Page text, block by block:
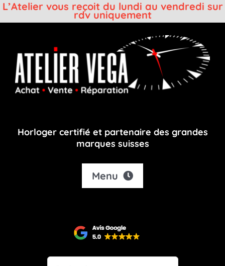
L’Atelier vous reçoit du lundi au vendredi sur
rdv uniquement
contenu
Horloger certifié et partenaire des grandes
marques suisses
Menu
Shop
Notre atelier